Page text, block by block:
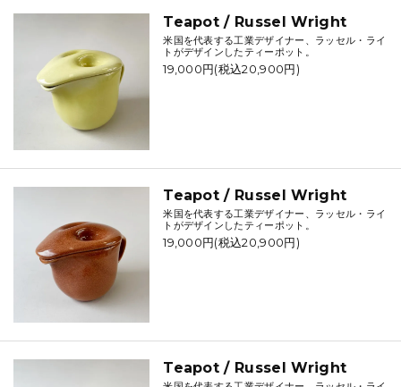
Teapot / Russel Wright
米国を代表する工業デザイナー、ラッセル・ライ
トがデザインしたティーポット。
19,000円(税込20,900円)
Teapot / Russel Wright
米国を代表する工業デザイナー、ラッセル・ライ
トがデザインしたティーポット。
19,000円(税込20,900円)
Teapot / Russel Wright